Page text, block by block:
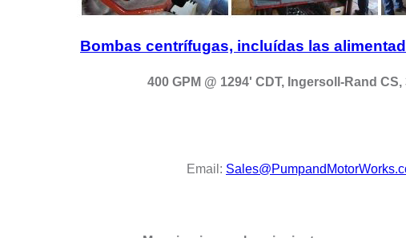
Bombas centrífugas, incluídas las
400 GPM @ 1294' CDT, Ingersoll-Rand CS,
Email: